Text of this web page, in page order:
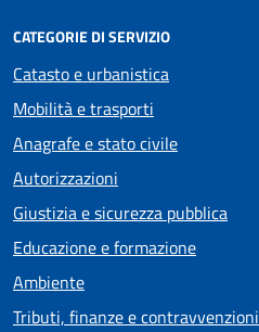
CATEGORIE DI SERVIZIO
Catasto e urbanistica
Mobilità e trasporti
Anagrafe e stato civile
Autorizzazioni
Giustizia e sicurezza pubblica
Educazione e formazione
Ambiente
Tributi, finanze e contravvenzioni